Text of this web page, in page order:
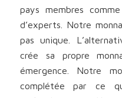
pays membres
d’experts. Notre
pas unique.
crée sa propre
émergence. Notre
complétée par ce